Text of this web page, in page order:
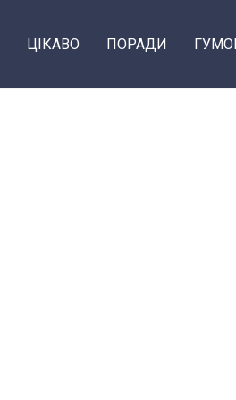
ЦІКАВО ПОРАДИ